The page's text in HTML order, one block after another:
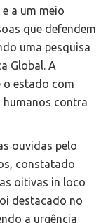
a um meio
que defendem
uma pesquisa
Global. A
o estado com
humanos contra
ouvidas pelo
constatado
oitivas in loco
destacado no
a urgência